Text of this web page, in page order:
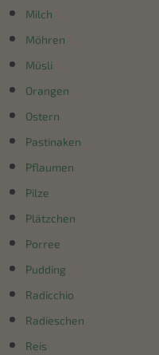
Milch
Möhren
Müsli
Orangen
Ostern
Pastinaken
Pflaumen
Pilze
Plätzchen
Porree
Pudding
Radicchio
Radieschen
Reis